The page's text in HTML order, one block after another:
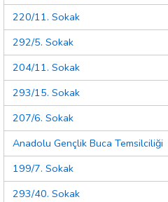
220/11. Sokak
292/5. Sokak
204/11. Sokak
293/15. Sokak
207/6. Sokak
Anadolu Gençlik Buca Temsilciliği
199/7. Sokak
293/40. Sokak